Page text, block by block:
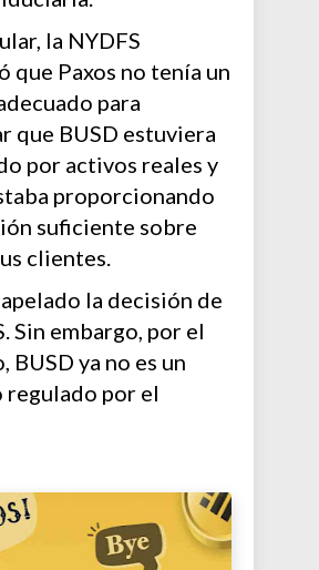
la NYDFS
que Paxos no tenía un
para
que BUSD estuviera
por activos reales y
proporcionando
suficiente sobre
clientes.
apelado la decisión de
Sin embargo, por el
BUSD ya no es un
por el